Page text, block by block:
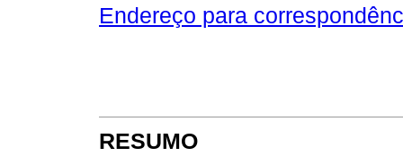
Endereço para
RESUMO